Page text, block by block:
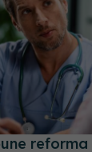
reforma